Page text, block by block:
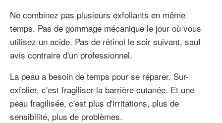
Ne combinez pas plusieurs exfoliants en même
temps. Pas de gommage mécanique le jour où vous
utilisez un acide. Pas de rétinol le soir suivant, sauf
avis contraire d'un professionnel.
La peau a besoin de temps pour se réparer. Sur-
exfolier, c'est fragiliser la barrière cutanée. Et une
peau fragilisée, c'est plus d'irritations, plus de
sensibilité, plus de problèmes.